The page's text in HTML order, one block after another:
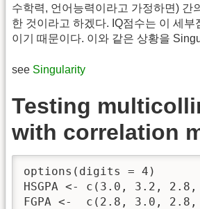
수학력, 언어능력이라고 가정하면) 간
한 것이라고 하겠다. IQ점수는 이 세부
이기 때문이다. 이와 같은 상황을
see Singularity
Testing
with correlation
options(digits = 4)
HSGPA <- c(3.0, 3.2,
FGPA <-  c(2.8, 3.0,